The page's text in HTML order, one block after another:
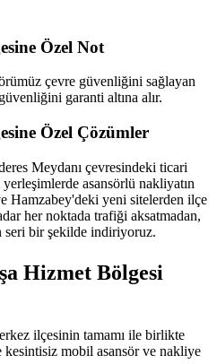
Özel Not
çevre güvenliğini sağlayan
garanti altına alır.
Özel Çözümler
Meydanı çevresindeki ticari
asansörlü nakliyatın
Hamzabey'deki yeni sitelerden ilçe
her noktada trafiği aksatmadan,
seri bir şekilde indiriyoruz.
Hizmet Bölgesi
ilçesinin tamamı ile birlikte
kesintisiz mobil asansör ve nakliye